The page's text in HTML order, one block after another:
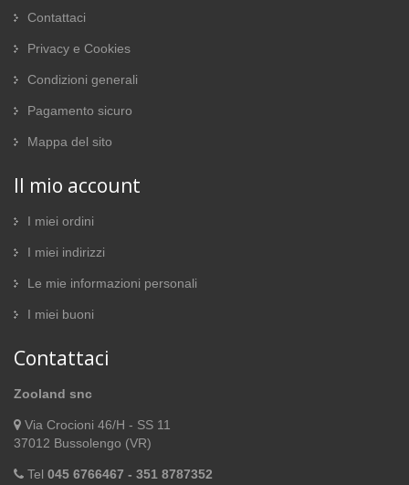
Contattaci
Privacy e Cookies
Condizioni generali
Pagamento sicuro
Mappa del sito
Il mio account
I miei ordini
I miei indirizzi
Le mie informazioni personali
I miei buoni
Contattaci
Zooland snc
Via Crocioni 46/H - SS 11
37012 Bussolengo (VR)
Tel 045 6766467 - 351 8787352